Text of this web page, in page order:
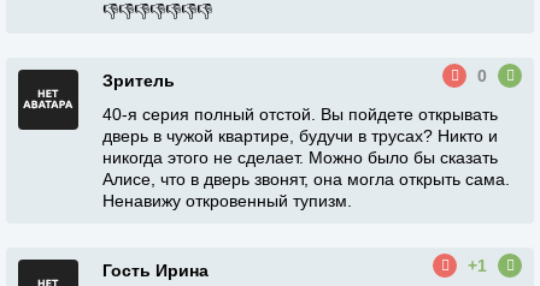
👎👎👎👎👎👎👎
Зритель
0
40-я серия полный отстой. Вы пойдете открывать
дверь в чужой квартире, будучи в трусах? Никто и
никогда этого не сделает. Можно было бы сказать
Алисе, что в дверь звонят, она могла открыть сама.
Ненавижу откровенный тупизм.
Гость Ирина
+1